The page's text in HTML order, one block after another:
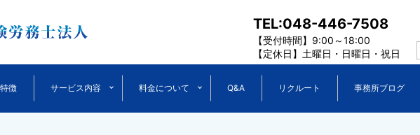
徴 サービス内容 料金について Q&A リクルート 事務所ブログ
TEL:048-446-7508
【受付時間】9:00～18:00
【定休日】土曜日・日曜日・祝日